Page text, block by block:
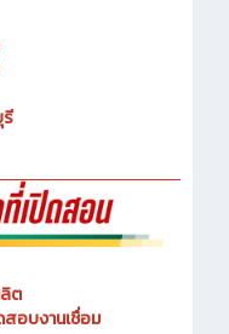
ต
สอบงานเชื่อม